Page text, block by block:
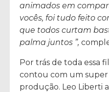
animados em
vocês, foi tudo feito
que todos curtam
palma juntos ”,
Por trás de toda essa
contou com um super
produção. Leo Liberti